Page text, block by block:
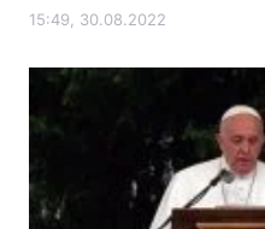
15:49, 30.08.2022